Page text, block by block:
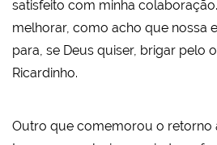
satisfeito com minha
melhorar, como acho que nossa
para, se Deus quiser, brigar pelo
Ricardinho.
Outro que comemorou o retorno